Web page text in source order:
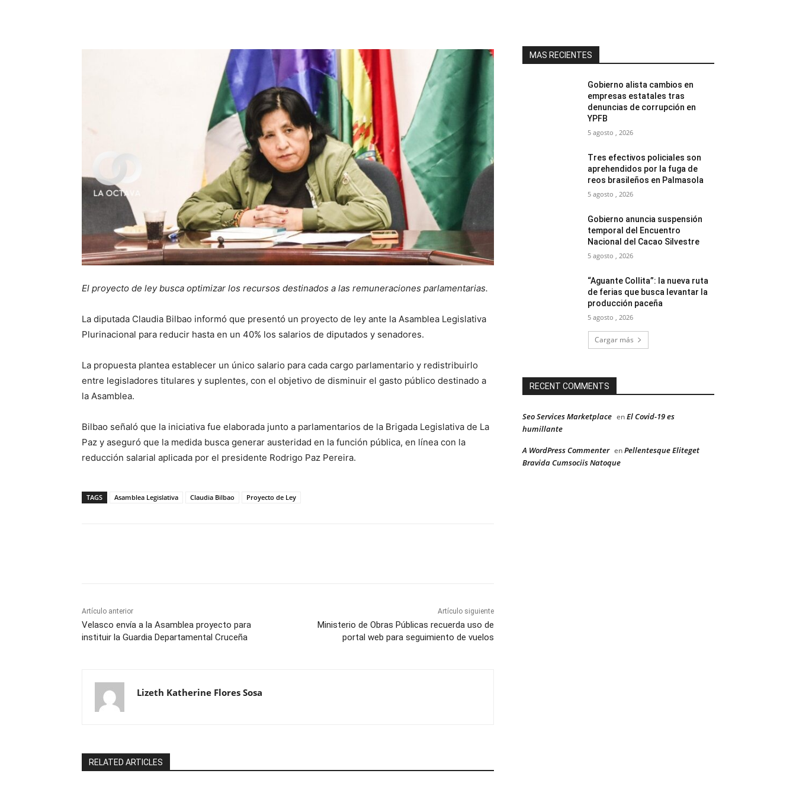
El proyecto de ley busca optimizar los recursos destinados a las remuneraciones parlamentarias.
La diputada Claudia Bilbao informó que presentó un proyecto de ley ante la Asamblea Legislativa
Plurinacional para reducir hasta en un 40% los salarios de diputados y senadores.
La propuesta plantea establecer un único salario para cada cargo parlamentario y redistribuirlo
entre legisladores titulares y suplentes, con el objetivo de disminuir el gasto público destinado a
la Asamblea.
Bilbao señaló que la iniciativa fue elaborada junto a parlamentarios de la Brigada Legislativa de La
Paz y aseguró que la medida busca generar austeridad en la función pública, en línea con la
reducción salarial aplicada por el presidente Rodrigo Paz Pereira.
TAGS Asamblea Legislativa Claudia Bilbao Proyecto de Ley
Artículo anterior
Velasco envía a la Asamblea proyecto para
instituir la Guardia Departamental Cruceña
Artículo siguiente
Ministerio de Obras Públicas recuerda uso de
portal web para seguimiento de vuelos
Lizeth Katherine Flores Sosa
RELATED ARTICLES
MAS RECIENTES
Gobierno alista cambios en
empresas estatales tras
denuncias de corrupción en
YPFB
5 agosto , 2026
Tres efectivos policiales son
aprehendidos por la fuga de
reos brasileños en Palmasola
5 agosto , 2026
Gobierno anuncia suspensión
temporal del Encuentro
Nacional del Cacao Silvestre
5 agosto , 2026
“Aguante Collita”: la nueva ruta
de ferias que busca levantar la
producción paceña
5 agosto , 2026
Cargar más
RECENT COMMENTS
Seo Services Marketplace enEl Covid-19 es
humillante
A WordPress Commenter enPellentesque Eliteget
Bravida Cumsociis Natoque